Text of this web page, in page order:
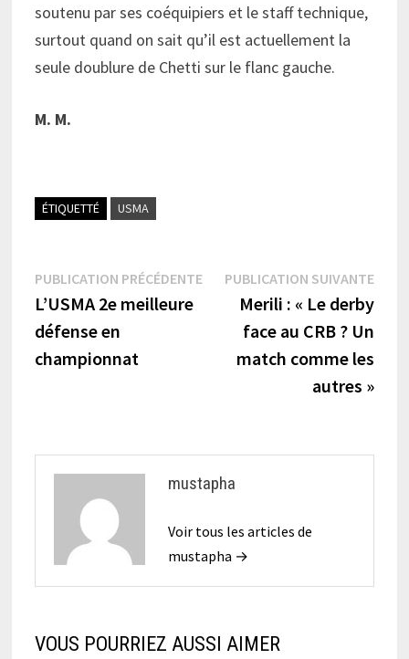
soutenu par ses coéquipiers et le staff technique,
surtout quand on sait qu’il est actuellement la
seule doublure de Chetti sur le flanc gauche.
M. M.
ÉTIQUETTÉ USMA
Navigation
de
l’article
PUBLICATION PRÉCÉDENTEPublication
précédente :
L’USMA 2e meilleure
défense en
championnat
PUBLICATION SUIVANTE
Merili : « Le derby
face au CRB ? Un
match comme les
autres »
mustapha
Voir tous les articles de
mustapha →
VOUS POURRIEZ AUSSI AIMER